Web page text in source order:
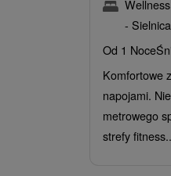
- Sielnica
Od 1 Noce
Komfortowe
napojami.
metrowego
strefy